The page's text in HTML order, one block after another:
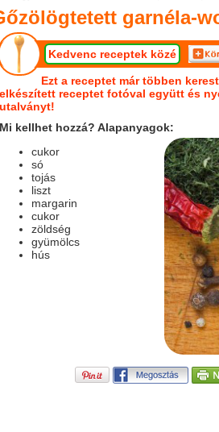
garnéla-
Kedvenc receptek közé
Ezt a receptet már többen
elkészített receptet fotóval együtt és
utalványt!
Mi kellhet hozzá? Alapanyagok:
cukor
só
tojás
liszt
margarin
cukor
zöldség
gyümölcs
hús